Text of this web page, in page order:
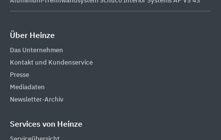
Über Heinze
Das Unternehmen
Kontakt und Kundenservice
Presse
Mediadaten
Newsletter-Archiv
Services von Heinze